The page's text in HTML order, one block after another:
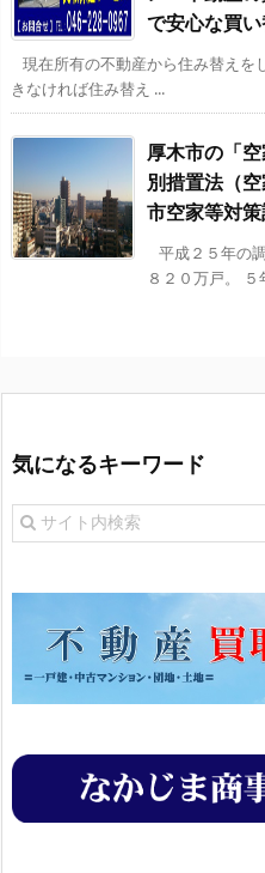
で安心な買
現在所有の不動産から住み替えを
きなければ住み替え ...
厚木市の「
別措置法（
市空家等対策
平成２５年の
８２０万戸。
気になるキーワード